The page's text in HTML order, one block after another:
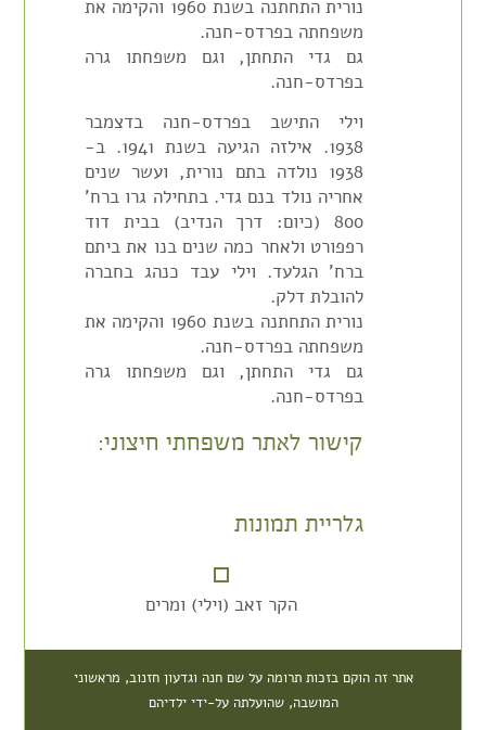
נורית התחתנה בשנת 1960 והקימה את
משפחתה בפרדס-חנה.
גם גדי התחתן, וגם משפחתו גרה
בפרדס-חנה.
וילי התישב בפרדס-חנה בדצמבר
1938. אילזה הגיעה בשנת 1941. ב-
1938 נולדה בתם נורית, ועשר שנים
אחריה נולד בנם גדי. בתחילה גרו ברח'
800 (כיום: דרך הנדיב) בבית דוד
רפפורט ולאחר כמה שנים בנו את ביתם
ברח' הגלעד. וילי עבד כנהג בחברה
להובלת דלק.
נורית התחתנה בשנת 1960 והקימה את
משפחתה בפרדס-חנה.
גם גדי התחתן, וגם משפחתו גרה
בפרדס-חנה.
קישור לאתר משפחתי חיצוני:
גלריית תמונות
הקר זאב (וילי) ומרים
אתר זה הוקם בזכות תרומה על שם חנה וגדעון חזנוב, מראשוני
המושבה, שהועלתה על-ידי ילדיהם